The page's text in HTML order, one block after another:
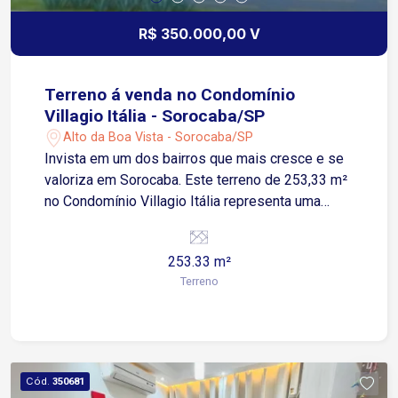
R$ 350.000,00 V
Terreno á venda no Condomínio
Villagio Itália - Sorocaba/SP
Alto da Boa Vista - Sorocaba/SP
Invista em um dos bairros que mais cresce e se
valoriza em Sorocaba. Este terreno de 253,33 m²
no Condomínio Villagio Itália representa uma
patrimônio. O Alto da Boa Vista consolidou-se
como um polo de alta valorização, impulsionado
pela infraestrutura em constante
plana, o lote facilita a execução imediata de
obras, otimizando custos de fundação e
253.33 m²
Terreno
Cód. 350681